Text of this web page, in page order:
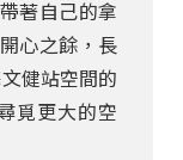
著自己的拿
心之餘，長
健站空間的
覓更大的空